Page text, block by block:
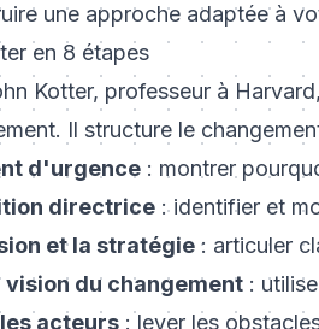
une approche adaptée à
en 8 étapes
Kotter, professeur à
Il structure le
d'urgence : montrer
directrice : identifier et
et la stratégie : articuler
vision du changement :
acteurs : lever les